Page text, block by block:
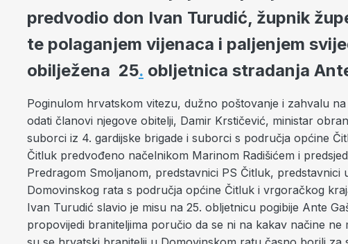
predvodio don Ivan Turudić, župnik
te polaganjem vijenaca i paljenjem
obilježena 25. obljetnica stradanja
Poginulom hrvatskom vitezu, dužno poštovanje i zahvalu
odati članovi njegove obitelji, Damir Krstičević, ministar
suborci iz 4. gardijske brigade i suborci s područja općine
Čitluk predvođeno načelnikom Marinom Radišićem i
Predragom Smoljanom, predstavnici PS Čitluk, predstavnici
Domovinskog rata s područja općine Čitluk i vrgoračkog
Ivan Turudić slavio je misu na 25. obljetnicu pogibije Ante
propovijedi braniteljima poručio da se ni na kakav načine ne